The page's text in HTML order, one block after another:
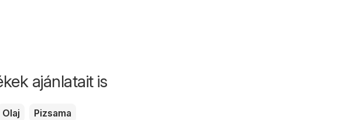
ajánlatait is
Olaj
Pizsama